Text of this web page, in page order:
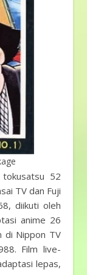
52
TV dan Fuji
diikuti oleh
anime 26
di Nippon TV
Film live-
lepas,